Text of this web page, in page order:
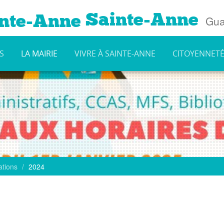
Sainte-Anne
LA MAIRIE VIVRE À SAINTE-ANNE CITOYENNETÉ
2024